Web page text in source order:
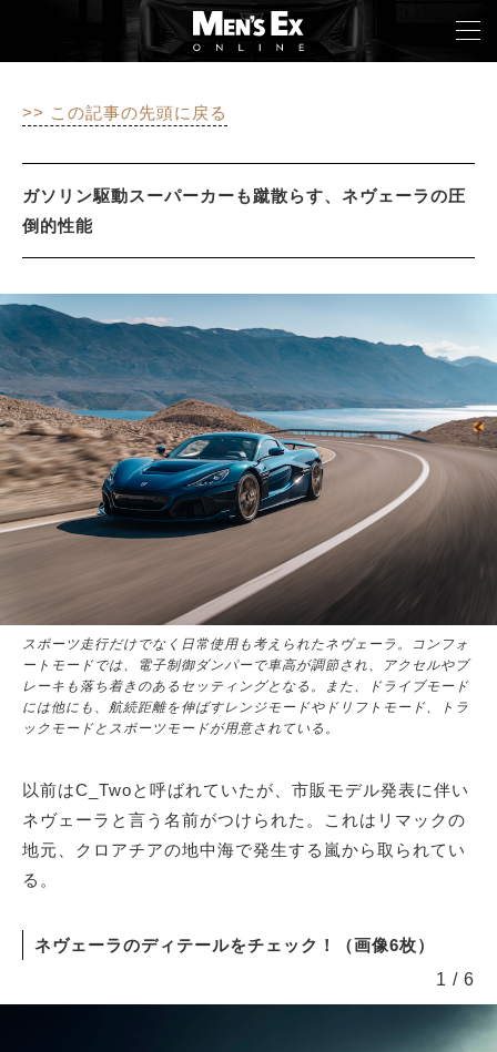
>> この記事の先頭に戻る
ガソリン駆動スーパーカーも蹴散らす、ネヴェーラの圧
倒的性能
スポーツ走行だけでなく日常使用も考えられたネヴェーラ。コンフォ
ートモードでは、電子制御ダンパーで車高が調節され、アクセルやブ
レーキも落ち着きのあるセッティングとなる。また、ドライブモード
には他にも、航続距離を伸ばすレンジモードやドリフトモード、トラ
ックモードとスポーツモードが用意されている。
以前はC_Twoと呼ばれていたが、市販モデル発表に伴い
ネヴェーラと言う名前がつけられた。これはリマックの
地元、クロアチアの地中海で発生する嵐から取られてい
る。
ネヴェーラのディテールをチェック！（画像6枚）
1 / 6
FASHION
CAR&BIKE
LIFESTYLE
COLUMN
MAGAZINE
ABOUT SITE
サイトマップ